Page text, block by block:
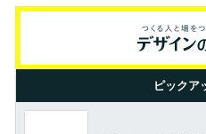
ピックア